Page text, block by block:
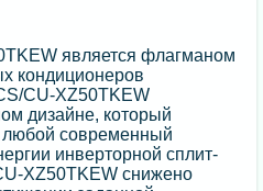
является флагманом
кондиционеров
CU-XZ50TKEW
дизайне, который
любой современный
инверторной сплит-
XZ50TKEW снижено